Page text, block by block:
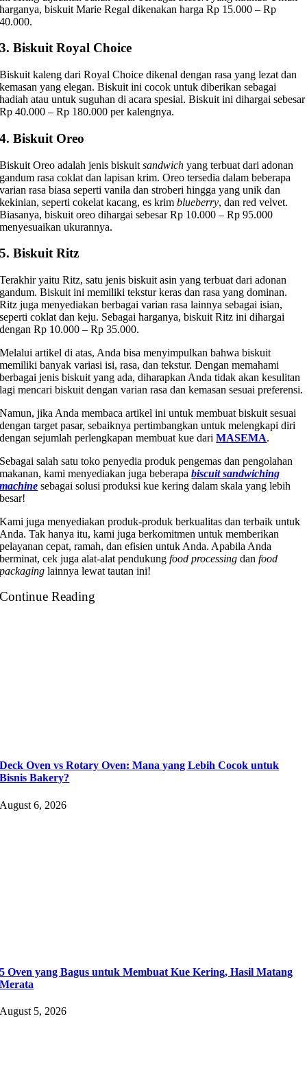
harganya, biskuit Marie Regal dikenakan harga Rp 15.000 – Rp
40.000.
3. Biskuit Royal Choice
Biskuit kaleng dari Royal Choice dikenal dengan rasa yang lezat dan
kemasan yang elegan. Biskuit ini cocok untuk diberikan sebagai
hadiah atau untuk suguhan di acara spesial. Biskuit ini dihargai sebesar
Rp 40.000 – Rp 180.000 per kalengnya.
4. Biskuit Oreo
Biskuit Oreo adalah jenis biskuitsandwichyang terbuat dari adonan
gandum rasa coklat dan lapisan krim. Oreo tersedia dalam beberapa
varian rasa biasa seperti vanila dan stroberi hingga yang unik dan
kekinian, seperti cokelat kacang, es krimblueberry, dan red velvet.
Biasanya, biskuit oreo dihargai sebesar Rp 10.000 – Rp 95.000
menyesuaikan ukurannya.
5. Biskuit Ritz
Terakhir yaitu Ritz, satu jenis biskuit asin yang terbuat dari adonan
gandum. Biskuit ini memiliki tekstur keras dan rasa yang dominan.
Ritz juga menyediakan berbagai varian rasa lainnya sebagai isian,
seperti coklat dan keju. Sebagai harganya, biskuit Ritz ini dihargai
dengan Rp 10.000 – Rp 35.000.
Melalui artikel di atas, Anda bisa menyimpulkan bahwa biskuit
memiliki banyak variasi isi, rasa, dan tekstur. Dengan memahami
berbagai jenis biskuit yang ada, diharapkan Anda tidak akan kesulitan
lagi mencari biskuit dengan varian rasa dan kemasan sesuai preferensi.
Namun, jika Anda membaca artikel ini untuk membuat biskuit sesuai
dengan target pasar, sebaiknya pertimbangkan untuk melengkapi diri
dengan sejumlah perlengkapan membuat kue dariMASEMA.
Sebagai salah satu toko penyedia produk pengemas dan pengolahan
makanan, kami menyediakan juga beberapabiscuit sandwiching
machine sebagai solusi produksi kue kering dalam skala yang lebih
besar!
Kami juga menyediakan produk-produk berkualitas dan terbaik untuk
Anda. Tak hanya itu, kami juga berkomitmen untuk memberikan
pelayanan cepat, ramah, dan efisien untuk Anda. Apabila Anda
berminat, cek juga alat-alat pendukungfood processing danfood
packaging lainnya lewat tautan ini!
Continue Reading
Deck Oven vs Rotary Oven: Mana yang Lebih Cocok untuk
Bisnis Bakery?
August 6, 2026
5 Oven yang Bagus untuk Membuat Kue Kering, Hasil Matang
Merata
August 5, 2026